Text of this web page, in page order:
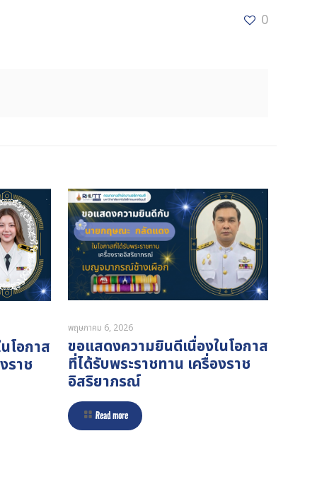
0
โอกาส
ราช
พฤษภาคม 6, 2026
ขอแสดงความยินดีเนื่องในโอกาส
ที่ได้รับพระราชทาน เครื่องราช
อิสริยาภรณ์
Read more